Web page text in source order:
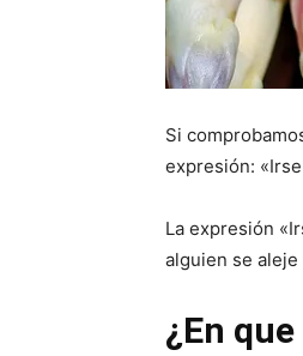
Si
expresión:
La expresión
alguien se
¿En